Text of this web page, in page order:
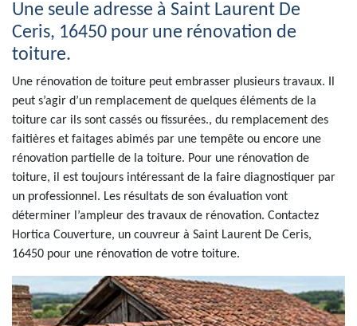
Une seule adresse à Saint Laurent De
Ceris, 16450 pour une rénovation de
toiture.
Une rénovation de toiture peut embrasser plusieurs travaux. Il
peut s’agir d’un remplacement de quelques éléments de la
toiture car ils sont cassés ou fissurées., du remplacement des
faitières et faitages abimés par une tempête ou encore une
rénovation partielle de la toiture. Pour une rénovation de
toiture, il est toujours intéressant de la faire diagnostiquer par
un professionnel. Les résultats de son évaluation vont
déterminer l’ampleur des travaux de rénovation. Contactez
Hortica Couverture, un couvreur à Saint Laurent De Ceris,
16450 pour une rénovation de votre toiture.